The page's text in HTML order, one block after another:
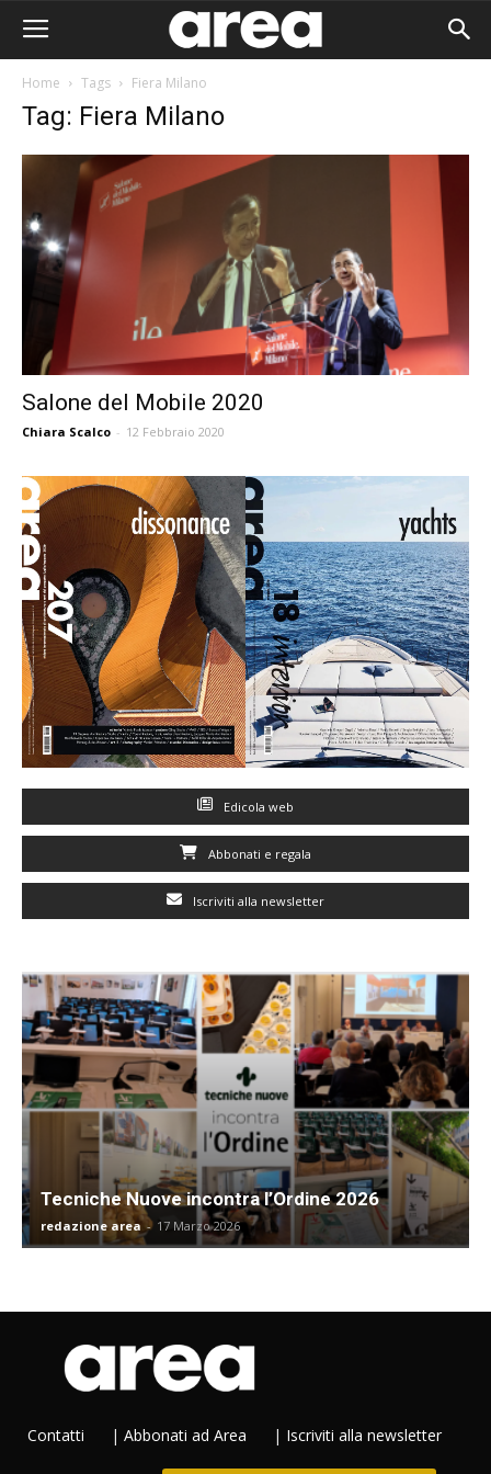
Home Tags Fiera Milano
Tag: Fiera Milano
Salone del Mobile 2020
Chiara Scalco - 12 Febbraio 2020
Edicola web
Abbonati e regala
Iscriviti alla newsletter
Tecniche Nuove incontra l’Ordine 2026
redazione area - 17 Marzo 2026
Contatti | Abbonati ad Area | Iscriviti alla newsletter